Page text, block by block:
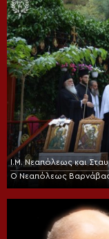
Ι.Μ. Νεαπόλεως και
Ο Νεαπόλεως Βαρνάβας